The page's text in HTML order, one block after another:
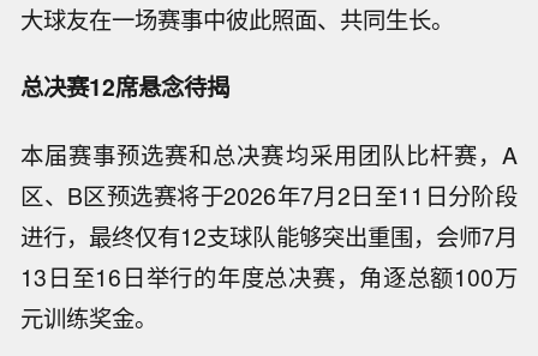
大球友在一场赛事中彼此照面、共同生长。
总决赛12席悬念待揭
本届赛事预选赛和总决赛均采用团队比杆赛，A
区、B区预选赛将于2026年7月2日至11日分阶段
进行，最终仅有12支球队能够突出重围，会师7月
13日至16日举行的年度总决赛，角逐总额100万
元训练奖金。